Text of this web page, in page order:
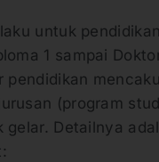
untuk
1 sampai
pendidikan
(program
gelar. Detailnya